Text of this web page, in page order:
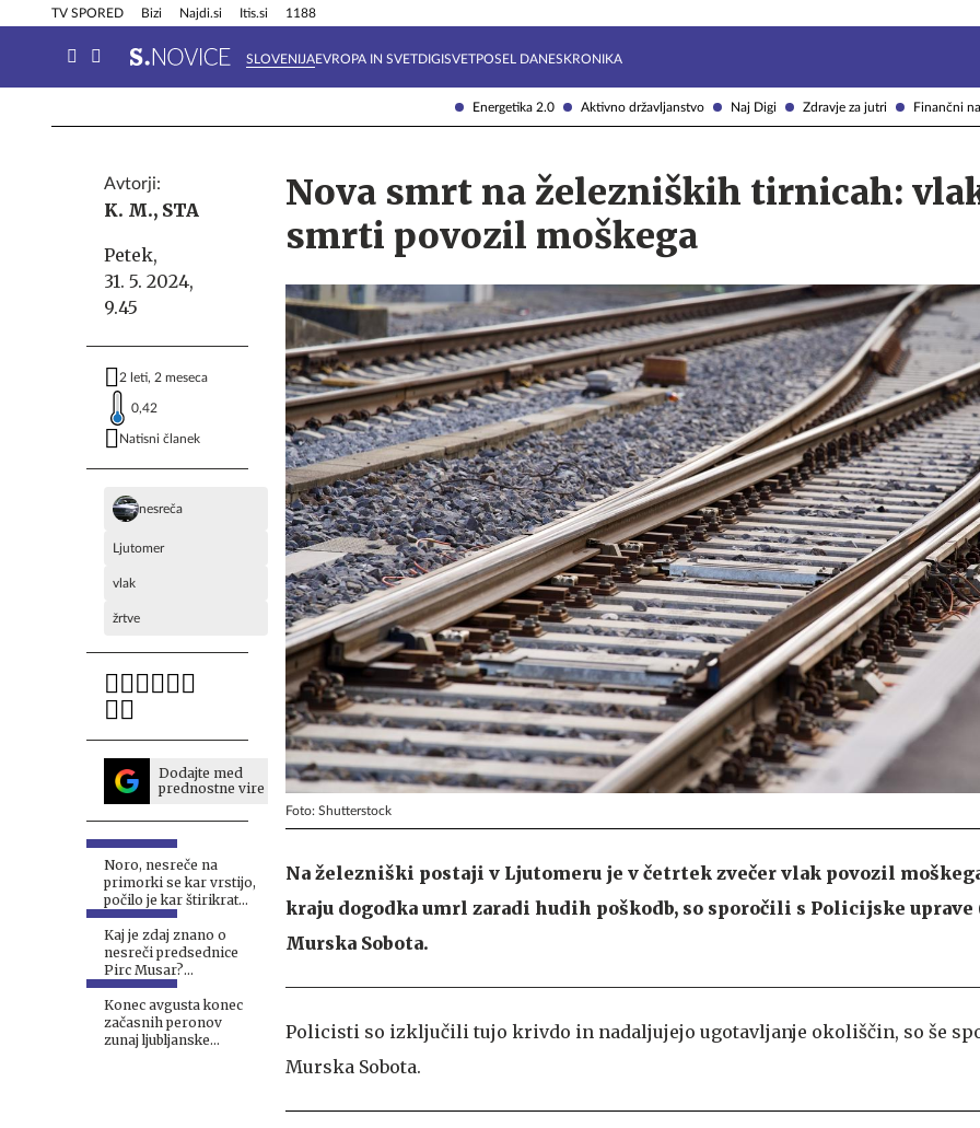
Energetika 2.0 Aktivno državljanstvo Naj Digi Zdravje za jutri Finančni
TV SPORED Bizi Najdi.si Itis.si 1188
SLOVENIJAEVROPA IN SVETDIGISVETPOSEL DANESKRONIKA
Info in obvestila Tehnik
Avtorji:
K. M., STA
Petek,
31. 5. 2024,
9.45
2 leti, 2 meseca
0,42
Natisni članek
nesreča
Ljutomer
vlak
žrtve
Dodajte med
prednostne vire
Noro, nesreče na
primorki se kar vrstijo,
počilo je kar štirikrat
#foto
Kaj je zdaj znano o
nesreči predsednice
Pirc Musar?
Poškodovan je tudi
policist.
Konec avgusta konec
začasnih peronov
zunaj ljubljanske
Nova smrt na železniških tirnicah:
smrti povozil moškega
Foto: Shutterstock
Na železniški postaji v Ljutomeru je v četrtek zvečer vlak povozil
kraju dogodka umrl zaradi hudih poškodb, so sporočili s Policijske uprave
Murska Sobota.
Policisti so izključili tujo krivdo in nadaljujejo ugotavljanje okoliščin, so še
Murska Sobota.